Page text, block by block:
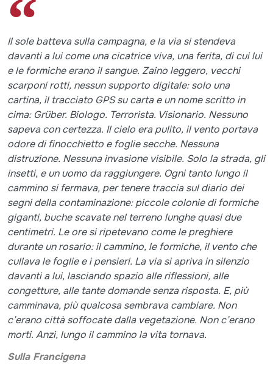
Il sole batteva sulla campagna, e la via si stendeva
davanti a lui come una cicatrice viva, una ferita, di cui lui
e le formiche erano il sangue. Zaino leggero, vecchi
scarponi rotti, nessun supporto digitale: solo una
cartina, il tracciato GPS su carta e un nome scritto in
cima: Grüber. Biologo. Terrorista. Visionario. Nessuno
sapeva con certezza. Il cielo era pulito, il vento portava
odore di finocchietto e foglie secche. Nessuna
distruzione. Nessuna invasione visibile. Solo la strada, gli
insetti, e un uomo da raggiungere. Ogni tanto lungo il
cammino si fermava, per tenere traccia sul diario dei
segni della contaminazione: piccole colonie di formiche
giganti, buche scavate nel terreno lunghe quasi due
centimetri. Le ore si ripetevano come le preghiere
durante un rosario: il cammino, le formiche, il vento che
cullava le foglie e i pensieri. La via si apriva in silenzio
davanti a lui, lasciando spazio alle riflessioni, alle
congetture, alle tante domande senza risposta. E, più
camminava, più qualcosa sembrava cambiare. Non
c’erano città soffocate dalla vegetazione. Non c’erano
morti. Anzi, lungo il cammino la vita tornava.
Sulla Francigena